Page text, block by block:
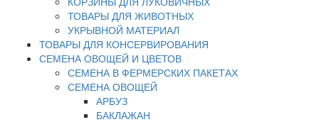
ТОВАРЫ ДЛЯ ЖИВОТНЫХ
УКРЫВНОЙ МАТЕРИАЛ
ТОВАРЫ ДЛЯ КОНСЕРВИРОВАНИЯ
СЕМЕНА ОВОЩЕЙ И ЦВЕТОВ
СЕМЕНА В ФЕРМЕРСКИХ ПАКЕТАХ
СЕМЕНА ОВОЩЕЙ
АРБУЗ
БАКЛАЖАН